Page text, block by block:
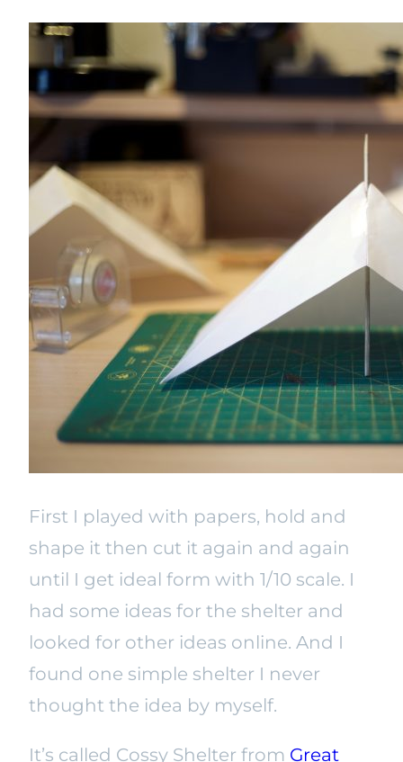
First I played with papers, hold and
shape it then cut it again and again
until I get ideal form with 1/10 scale. I
had some ideas for the shelter and
looked for other ideas online. And I
found one simple shelter I never
thought the idea by myself.
It’s called Cossy Shelter from Great